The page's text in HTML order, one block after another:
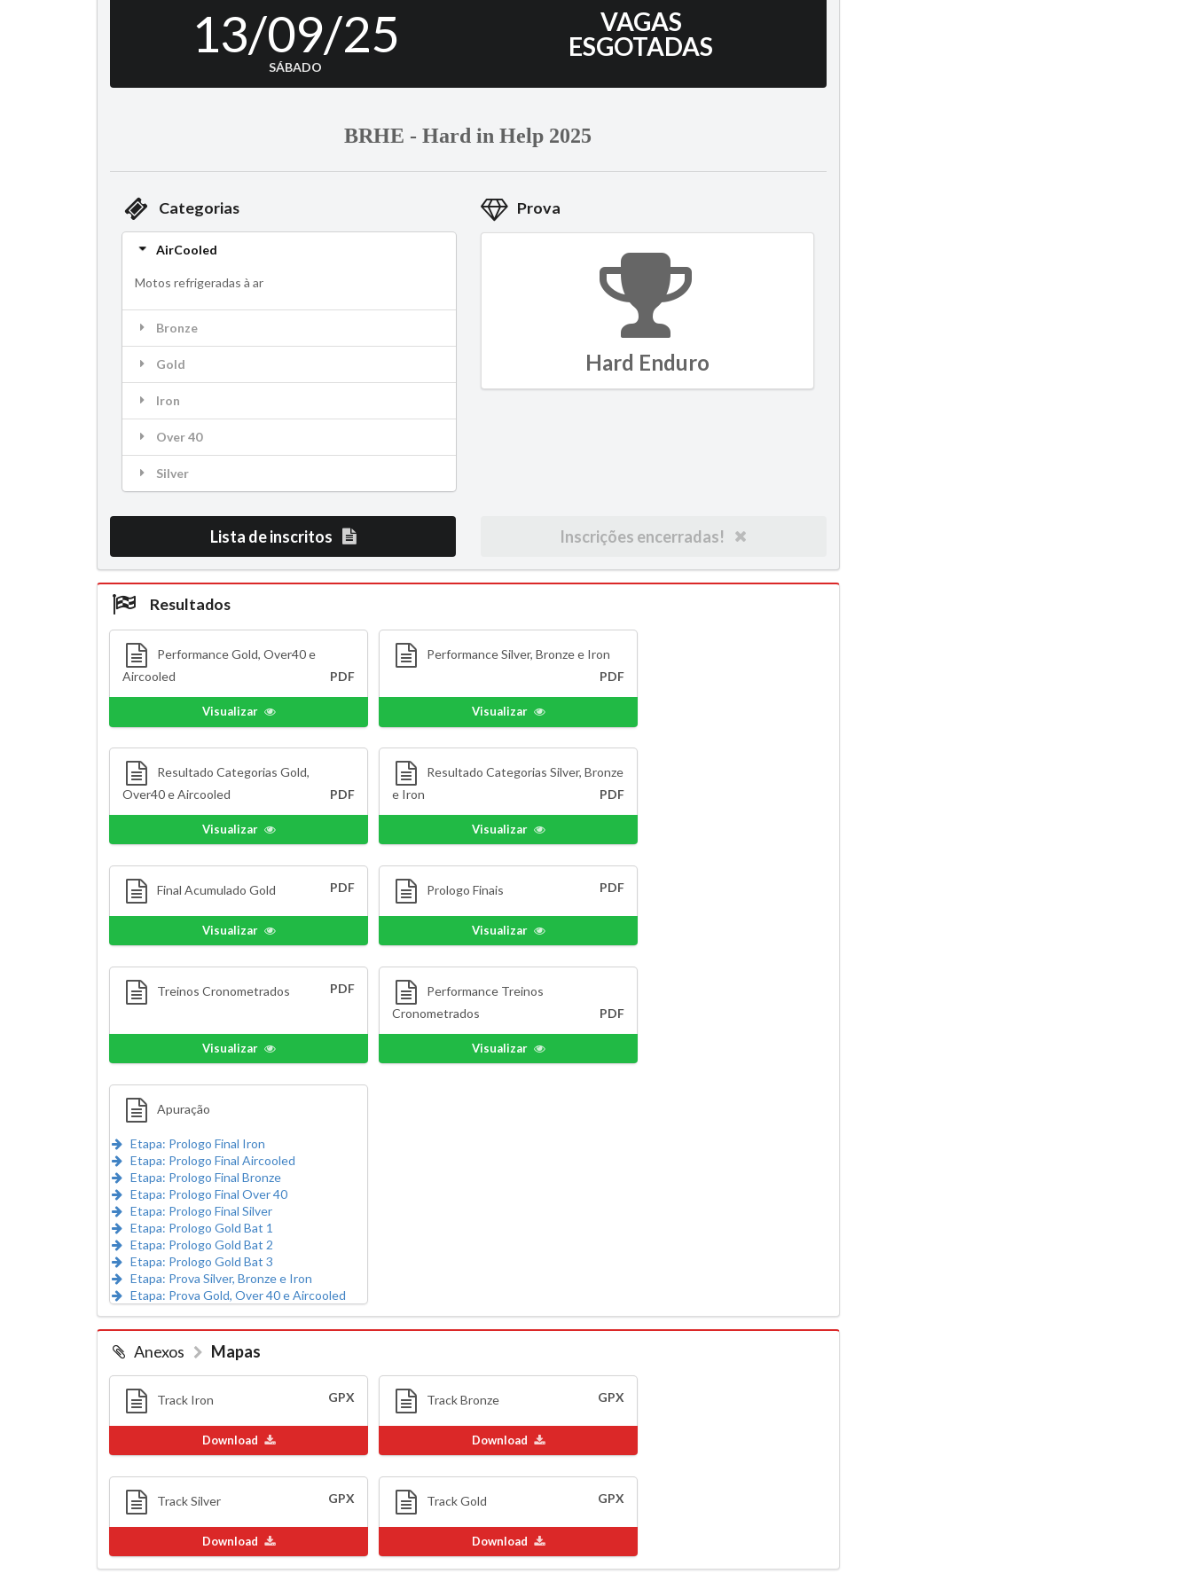
13/09/25
SÁBADO
VAGAS
ESGOTADAS
BRHE - Hard in Help 2025
Categorias
AirCooled
Motos refrigeradas à ar
Bronze
Gold
Iron
Over 40
Silver
Prova
Hard Enduro
Lista de inscritos Inscrições encerradas!
Resultados
Performance Gold, Over40 e
Aircooled
PDF
Visualizar
Performance Silver, Bronze e Iron
PDF
Visualizar
Resultado Categorias Gold,
Over40 e Aircooled
PDF
Visualizar
Resultado Categorias Silver, Bronze
e Iron
PDF
Visualizar
Final Acumulado Gold PDF
Visualizar
Prologo Finais PDF
Visualizar
Treinos Cronometrados PDF
Visualizar
Performance Treinos
Cronometrados
PDF
Visualizar
Apuração
Etapa: Prologo Final Iron
Etapa: Prologo Final Aircooled
Etapa: Prologo Final Bronze
Etapa: Prologo Final Over 40
Etapa: Prologo Final Silver
Etapa: Prologo Gold Bat 1
Etapa: Prologo Gold Bat 2
Etapa: Prologo Gold Bat 3
Etapa: Prova Silver, Bronze e Iron
Etapa: Prova Gold, Over 40 e Aircooled
Anexos Mapas
Track Iron GPX
Download
Track Bronze GPX
Download
Track Silver GPX
Download
Track Gold GPX
Download